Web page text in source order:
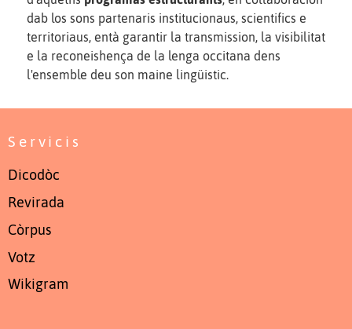
dab los sons partenaris institucionaus, scientifics e
territoriaus, entà garantir la transmission, la visibilitat
e la reconeishença de la lenga occitana dens
l'ensemble deu son maine lingüistic.
Servicis
Dicodòc
Revirada
Còrpus
Votz
Wikigram